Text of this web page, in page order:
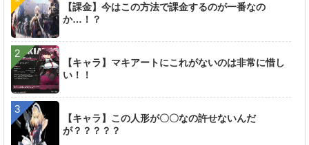
【課金】今はこの方法で課金するのが一番なの
か…！？
【キャラ】マキアートにこれがないのは非常に惜し
い！！
【キャラ】この人形が〇〇なの許せないんだ
が？？？？？